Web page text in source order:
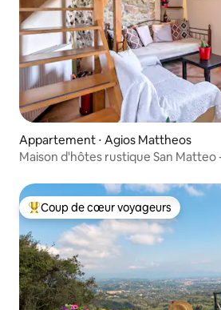
Appartement ⋅ Agios Mattheos
Maison d'hôtes rustique San Matteo
Coups de cœur voyageurs les plus
Coup de cœur voyageurs